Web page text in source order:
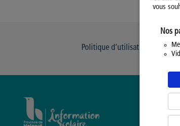
vous
Nos
Politique d’utilisation des